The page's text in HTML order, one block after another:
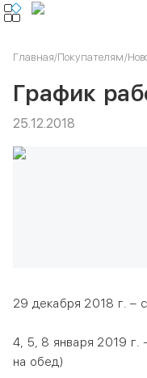
Главная/Покупателям/
График
25.12.2018
29 декабря 2018 г. –
4, 5, 8 января 2019
на обед)